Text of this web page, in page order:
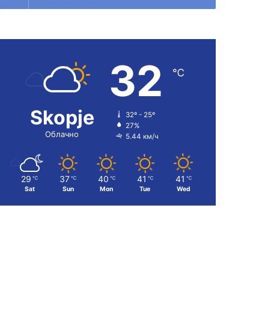
Skopje
Облачно
32 ℃
32º - 25º
27%
5.44 км/ч
29 ℃
Sat
37 ℃
Sun
40 ℃
Mon
41 ℃
Tue
41 ℃
Wed